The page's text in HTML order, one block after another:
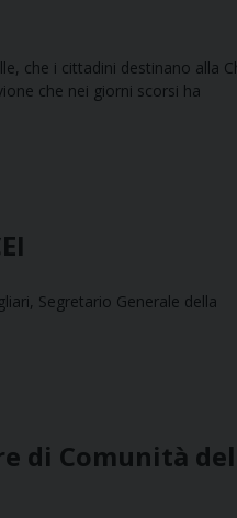
che i cittadini destinano alla
che nei giorni scorsi ha
Segretario Generale della
di Comunità del